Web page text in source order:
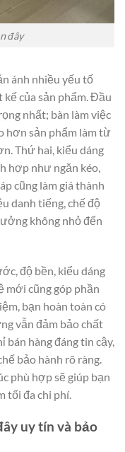
đây
ánh nhiều yếu tố
của sản phẩm. Đầu
nhất; bàn làm việc
hơn sản phẩm làm từ
Thứ hai, kiểu dáng
hợp như ngăn kéo,
cũng làm giá thành
danh tiếng, chế độ
không nhỏ đến
độ bền, kiểu dáng
mới cũng góp phần
bạn hoàn toàn có
vẫn đảm bảo chất
bán hàng đáng tin cậy,
bảo hành rõ ràng.
phù hợp sẽ giúp bạn
tối đa chi phí.
uy tín và bảo